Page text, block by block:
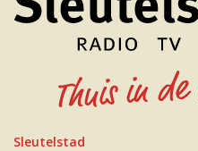
Sleutelstad